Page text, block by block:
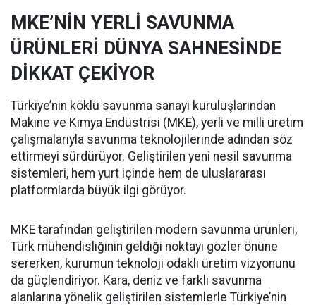
MKE’NİN YERLİ SAVUNMA
ÜRÜNLERİ DÜNYA SAHNESİNDE
DİKKAT ÇEKİYOR
Türkiye’nin köklü savunma sanayi kuruluşlarından
Makine ve Kimya Endüstrisi (MKE), yerli ve milli üretim
çalışmalarıyla savunma teknolojilerinde adından söz
ettirmeyi sürdürüyor. Geliştirilen yeni nesil savunma
sistemleri, hem yurt içinde hem de uluslararası
platformlarda büyük ilgi görüyor.
MKE tarafından geliştirilen modern savunma ürünleri,
Türk mühendisliğinin geldiği noktayı gözler önüne
sererken, kurumun teknoloji odaklı üretim vizyonunu
da güçlendiriyor. Kara, deniz ve farklı savunma
alanlarına yönelik geliştirilen sistemlerle Türkiye’nin